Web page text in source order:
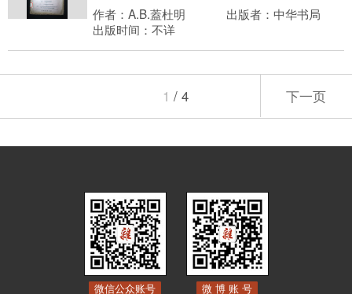
作者：A.B.蓋杜明
出版者：中华书局
出版时间：不详
1 / 4 下一页
微信公众账号 微 博 账 号